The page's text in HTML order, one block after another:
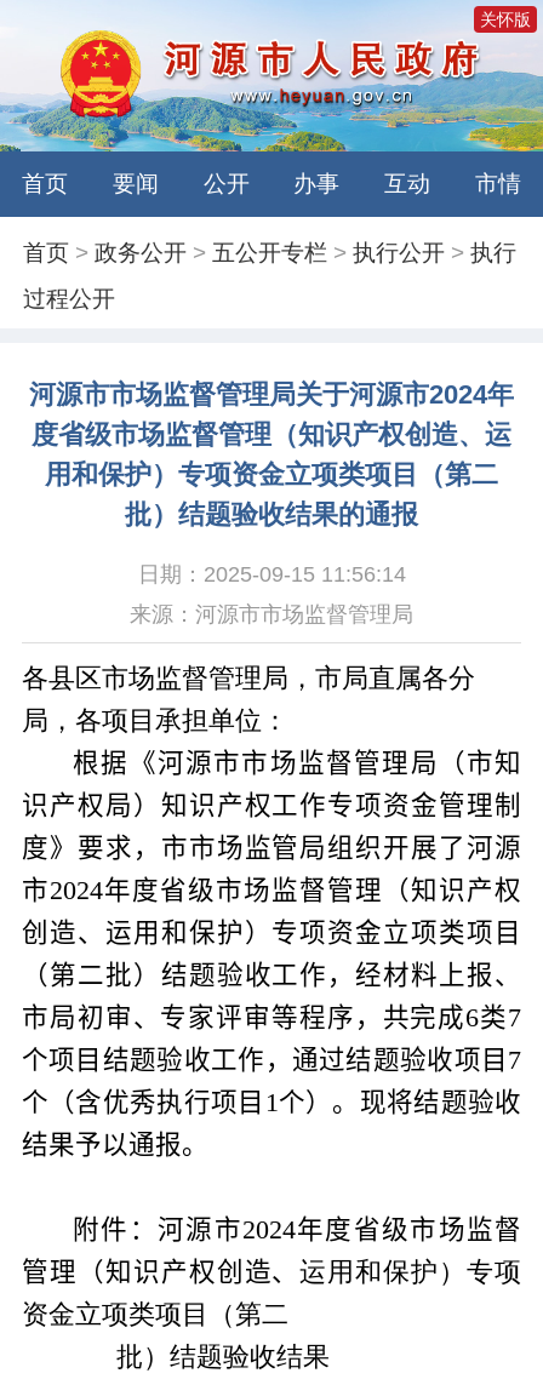
关怀版
首页 要闻 公开 办事 互动 市情
首页 >政务公开 > 五公开专栏 >执行公开 >执行
过程公开
河源市市场监督管理局关于河源市2024年
度省级市场监督管理（知识产权创造、运
用和保护）专项资金立项类项目（第二
批）结题验收结果的通报
日期：2025-09-15 11:56:14
来源：河源市市场监督管理局
各县区市场监督管理局，市局直属各分
局，各项目承担单位：
根据《河源市市场监督管理局（市知
识产权局）知识产权工作专项资金管理制
度》要求，市市场监管局组织开展了河源
市2024年度省级市场监督管理（知识产权
创造、运用和保护）专项资金立项类项目
（第二批）结题验收工作，经材料上报、
市局初审、专家评审等程序，共完成6类7
个项目结题验收工作，通过结题验收项目 7
个（含优秀执行项目 1 个）。现将结题验收
结果予以通报。
附件： 河源市2024年度省级市场监督
管理（知识产权创造、运用和保护）专项
资金立项类项目（第二
批）结题验收结果